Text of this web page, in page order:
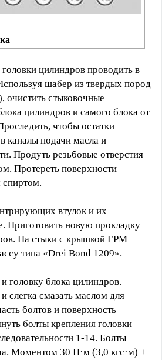
цилиндров проводить в
шабер из твердых пород
очистить стыковочные
цилиндров и самого блока от
чтобы остатки
каналы подачи масла и
Продуть резьбовые отверстия
Протереть поверхности
спиртом.
втулок и их
Приготовить новую прокладку
На стыки с крышкой ГРМ
типа «Drei Bond 1209».
головку блока цилиндров.
слегка смазать маслом для
болтов и поверхность
болты крепления головки
1-14. Болты
Моментом 30 Н·м (3,0 кгс·м) +